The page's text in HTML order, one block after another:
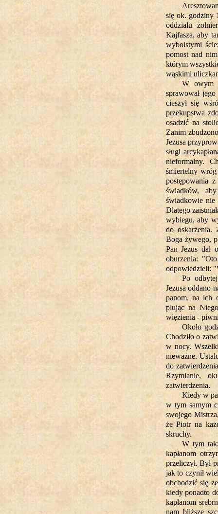
się ok. godziny
oddziału
Kajfasza, aby
wyboistymi
pomost nad
którym
wąskimi
W owym
sprawował
cieszył się
przekupstwa
osadzić na
Zanim
Jezusa
sługi
nieformalny.
śmiertelny
postępowania
świadków,
świadkowie nie
Dlatego
wybiegu, aby
do oskarżenia.
Boga żywego,
Pan Jezus dał
oburzenia:
odpowiedzieli:
Po
Jezusa oddano
panom, na ich
plując na
więzienia -
Około
Chodziło o
w nocy.
nieważne.
do
Rzymianie,
zatwierdzenia.
Kiedy w
w tym samym
swojego
że Piotr na
skruchy.
W tym
kapłanom
przeliczył. Był
jak to czynił
obchodzić się
kiedy ponadto
kapłanom
nam bliższe